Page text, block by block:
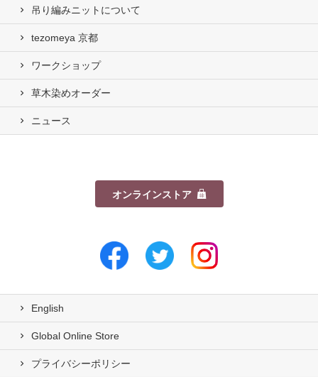
吊り編みニットについて
tezomeya 京都
ワークショップ
草木染めオーダー
ニュース
オンラインストア
English
Global Online Store
プライバシーポリシー